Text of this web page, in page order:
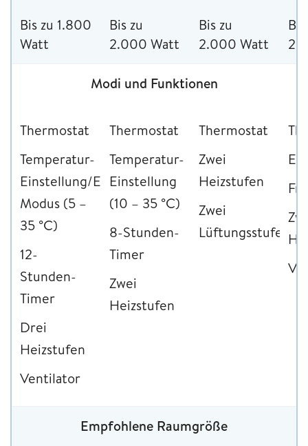
Bis zu 1.800
Watt
Bis zu
2.000 Watt
Bis zu
2.000 Watt
Modi und Funktionen
Thermostat
Temperatur-
Einstellung/Eco-
Modus (5 –
35 °C)
12-
Stunden-
Timer
Drei
Heizstufen
Ventilator
Thermostat
Temperatur-
Einstellung
(10 – 35 °C)
8-Stunden-
Timer
Zwei
Heizstufen
Thermostat
Zwei
Heizstufen
Zwei
Lüftungsstufen
Empfohlene Raumgröße